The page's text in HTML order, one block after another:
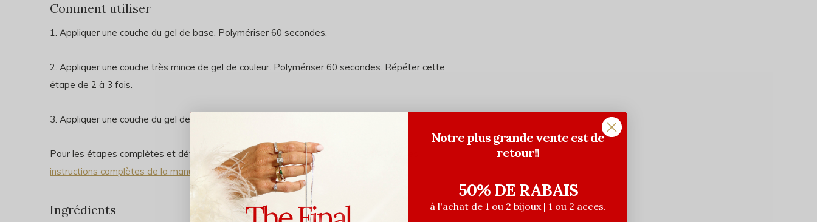
Comment utiliser
1. Appliquer une couche du gel de base. Polymériser 60 secondes.
2. Appliquer une couche très mince de gel de couleur. Polymériser 60 secondes. Répéter cette
étape de 2 à 3 fois.
3. Appliquer une couche du gel de finition. Polymériser 3 minutes.
Pour les étapes complètes et détaillées, veuillez visiter notreblogue
instructions complètes de la manucure
.
Ingrédients
Notre plus grande vente est de
retour!!
50% DE RABAIS
à l'achat de 1 ou 2 bijoux | 1 ou 2 acces.